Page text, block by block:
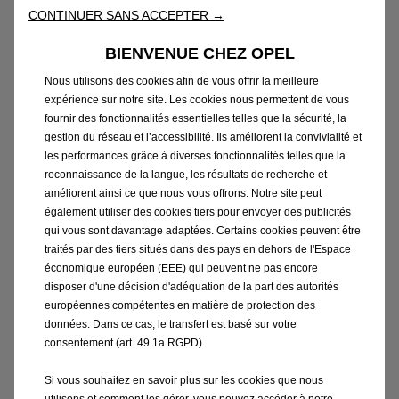
reste immobilisé par une panne couverte par la
garantie contractuelle Opel ou par un contrat de
service Opel, ou, si ce n’est pas le cas, s’occupe de te
permettre de continuer ton voyage ou de rentrer
chez toi, à tes frais. Si un véhicule de remplacement
est mis à ta disposition, il correspond à la même
catégorie ou à la catégorie inférieure que ton
véhicule, en fonction des disponibilités locales, pour la
durée de la réparation et sans équipements spéciaux.
Tu dois rendre le véhicule de remplacement à
l’endroit où tu l’a récupéré.
Si le problème ne peut pas être résolu le jour même,
les prestations suivantes sont à ta disposition:
Un véhicule de remplacement aux conditions
citées ci-dessus pour quatre jours maximum ou
Un hébergement sur place dans un hôtel 3 étoiles
CONTINUER SANS ACCEPTER →
BIENVENUE CHEZ OPEL
Nous utilisons des cookies afin de vous offrir la meilleure
expérience sur notre site. Les cookies nous permettent de vous
fournir des fonctionnalités essentielles telles que la sécurité, la
gestion du réseau et l’accessibilité. Ils améliorent la convivialité et
les performances grâce à diverses fonctionnalités telles que la
reconnaissance de la langue, les résultats de recherche et
améliorent ainsi ce que nous vous offrons. Notre site peut
également utiliser des cookies tiers pour envoyer des publicités
qui vous sont davantage adaptées. Certains cookies peuvent être
traités par des tiers situés dans des pays en dehors de l'Espace
économique européen (EEE) qui peuvent ne pas encore
disposer d'une décision d'adéquation de la part des autorités
européennes compétentes en matière de protection des
données. Dans ce cas, le transfert est basé sur votre
consentement (art. 49.1a RGPD).
Si vous souhaitez en savoir plus sur les cookies que nous